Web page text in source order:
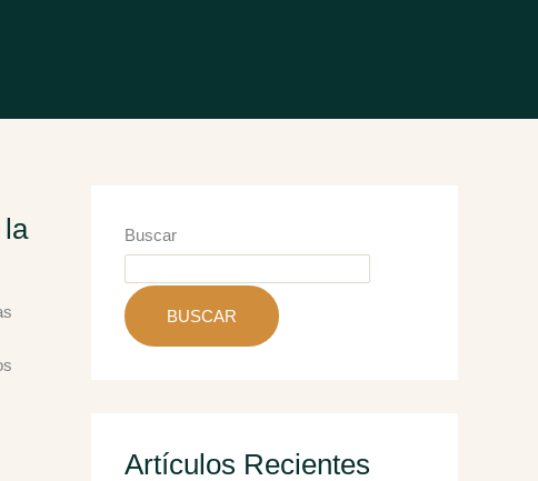
Buscar
BUSCAR
Artículos Recientes